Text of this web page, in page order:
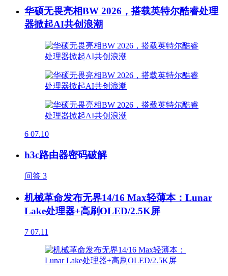
华硕无畏亮相BW 2026，搭载英特尔酷睿处理
器掀起AI共创浪潮
6 07.10
h3c路由器密码破解
问答 3
机械革命发布无界14/16 Max轻薄本：Lunar
Lake处理器+高刷OLED/2.5K屏
7 07.11